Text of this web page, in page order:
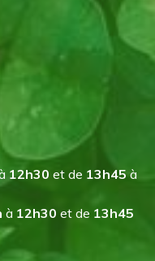
12h30 et de 13h45à
à 12h30 et de 13h45